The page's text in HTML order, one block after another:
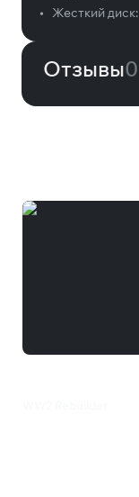
•
Жесткий диск:
Отзывы0